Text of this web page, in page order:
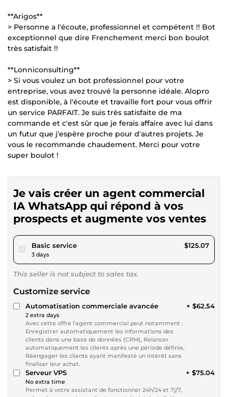
**Arigos**
> Personne a l'écoute, professionnel et compétent !! Bot
exceptionnel que dire Frenchement merci bon boulot
très satisfait !!
**Lonniconsulting**
> Si vous voulez un bot professionnel pour votre
entreprise, vous avez trouvé la personne idéale. Alopro
est disponible, à l'écoute et travaille fort pour vous offrir
un service PARFAIT. Je suis très satisfaite de ma
commande et c'est sûr que je ferais affaire avec lui dans
un futur que j'espère proche pour d'autres projets. Je
vous le recommande chaudement. Merci pour votre
super boulot !
Je vais créer un agent commercial
IA WhatsApp qui répond à vos
prospects et augmente vos ventes
Basic servicepour $115.27
3 days
$125.07
This seller is not subject to sales tax.
Customize service
Automatisation commerciale avancée
2 extra days
Avec cette offre l'agent commercial peut notamment :
Enregistrer automatiquement les informations des
clients dans une base de données (CRM), Relancer
automatiquement les clients après une période définie,
Réengager les clients ayant manifesté un intérêt sans
finaliser leur achat.
+ $62.54
Serveur VPS
No extra time
Permet à votre assistant de fonctionner 24h/24 et 7j/7,
+ $75.04